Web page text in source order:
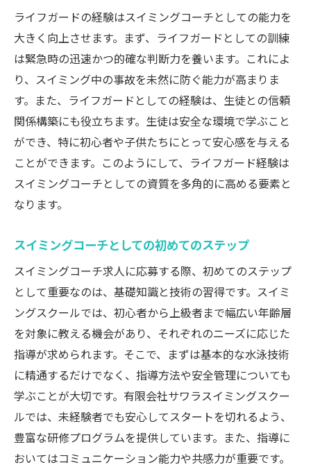
ライフガードの経験はスイミングコーチとしての能力を
大きく向上させます。まず、ライフガードとしての訓練
は緊急時の迅速かつ的確な判断力を養います。これによ
り、スイミング中の事故を未然に防ぐ能力が高まりま
す。また、ライフガードとしての経験は、生徒との信頼
関係構築にも役立ちます。生徒は安全な環境で学ぶこと
ができ、特に初心者や子供たちにとって安心感を与える
ことができます。このようにして、ライフガード経験は
スイミングコーチとしての資質を多角的に高める要素と
なります。
スイミングコーチとしての初めてのステップ
スイミングコーチ求人に応募する際、初めてのステップ
として重要なのは、基礎知識と技術の習得です。スイミ
ングスクールでは、初心者から上級者まで幅広い年齢層
を対象に教える機会があり、それぞれのニーズに応じた
指導が求められます。そこで、まずは基本的な水泳技術
に精通するだけでなく、指導方法や安全管理についても
学ぶことが大切です。有限会社サワラスイミングスクー
ルでは、未経験者でも安心してスタートを切れるよう、
豊富な研修プログラムを提供しています。また、指導に
おいてはコミュニケーション能力や共感力が重要です。